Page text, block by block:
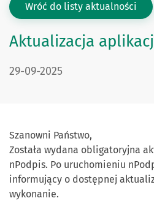
Wróć do listy aktualności
Aktualizacja
DATA PUBLIKACJI:
29-09-2025
Szanowni Państwo,
Została wydana obligatoryjna
nPodpis. Po uruchomieniu
informujący o dostępnej
wykonanie.